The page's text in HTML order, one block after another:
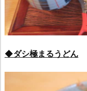
◆ダシ極まるうどん